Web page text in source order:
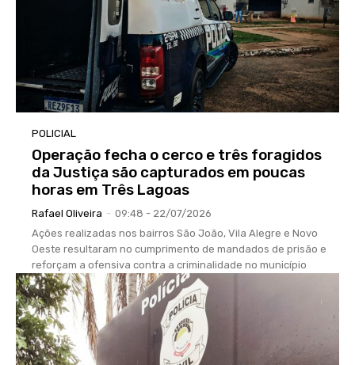
POLICIAL
Operação fecha o cerco e três foragidos
da Justiça são capturados em poucas
horas em Três Lagoas
Rafael Oliveira - 09:48 - 22/07/2026
Ações realizadas nos bairros São João, Vila Alegre e Novo
Oeste resultaram no cumprimento de mandados de prisão e
reforçam a ofensiva contra a criminalidade no município